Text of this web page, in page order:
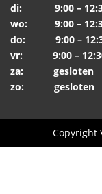
di: 9:00 –
wo: 9:00 –
do: 9:00 –
vr: 9:00 –
za: gesloten
zo: gesloten
Copyright